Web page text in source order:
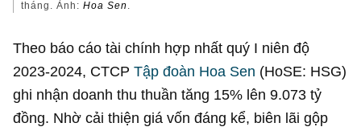
tháng. Ảnh:Hoa Sen .
Theo báo cáo tài chính hợp nhất quý I niên độ
2023-2024, CTCPTập đoàn Hoa Sen (HoSE: HSG)
ghi nhận doanh thu thuần tăng 15% lên 9.073 tỷ
đồng. Nhờ cải thiện giá vốn đáng kể, biên lãi gộp